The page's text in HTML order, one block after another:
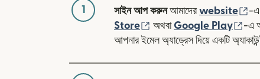
1 সাইন আপ করুনআমাদেরwebsite -এ
Store
(নতুন উইন্ডোতে খুলবে)
অথবা Google Play
-এ
আপনার ইমেল অ্যাড্রেস দিয়ে একটি